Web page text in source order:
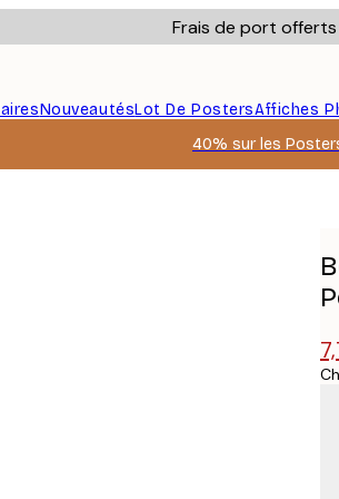
Frais de port
NouveautésLot De PostersAffiches
40% sur les
Poster